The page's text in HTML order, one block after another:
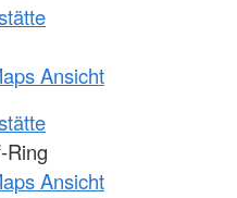
Ansicht
Ring
Ansicht